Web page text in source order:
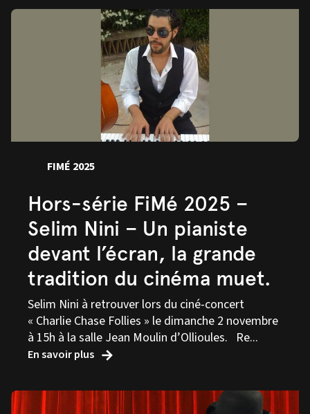
FIMÉ 2025
Hors-série FiMé 2025 –
Selim Nini – Un pianiste
devant l’écran, la grande
tradition du cinéma muet.
Selim Nini à retrouver lors du ciné-concert
« Charlie Chase Follies » le dimanche 2 novembre
à 15h à la salle Jean Moulin d’Ollioules. Re...
En savoir plus